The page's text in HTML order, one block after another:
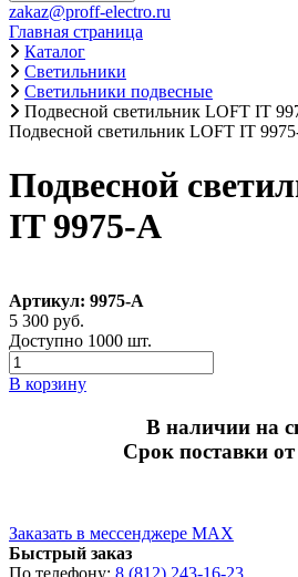
zakaz@proff-electro.ru
Главная страница
Каталог
Светильники
Светильники подвесные
Подвесной светильник LOFT IT
Подвесной светильник LOFT IT
Подвесной
IT 9975-A
Артикул: 9975-A
5 300 руб.
Доступно 1000 шт.
В корзину
В наличии на
Срок поставки
Заказать в мессенджере MAX
Быстрый заказ